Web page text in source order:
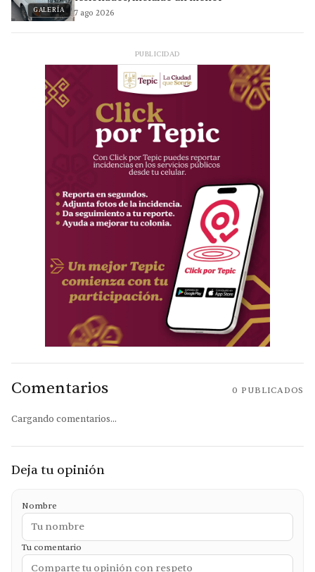
GALERÍA 7 ago 2026
PUBLICIDAD
Comentarios 0 PUBLICADOS
Cargando comentarios...
Deja tu opinión
Nombre
Tu comentario